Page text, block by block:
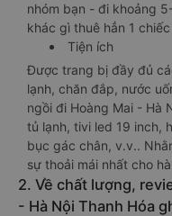
nhóm bạn - đi khoảng
khác gì thuê hẳn 1
Tiện ích
Được trang bị đầy đủ
lạnh, chăn đắp, nước
ngồi đi Hoàng Mai - Hà
tủ lạnh, tivi led 19 inch,
bục gác chân, v.v..
sự thoải mái nhất cho
2. Về chất lượng,
- Hà Nội Thanh Hóa